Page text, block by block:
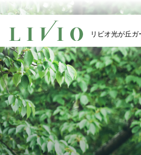
リビオ光が丘ガ
リビオ光が丘ガ
TOP
トップ
Plan
22タイプの豊富なプラ
リビオ光が丘ガ